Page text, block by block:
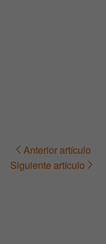
Anterior artículo
Siguiente artículo